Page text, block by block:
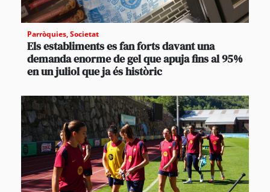
Parròquies,Societat
Els establiments es fan forts davant una
demanda enorme de gel que apuja fins al 95%
en un juliol que ja és històric